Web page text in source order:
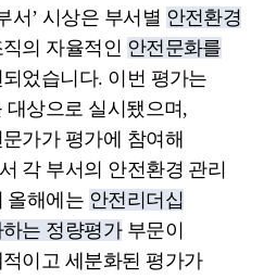
서’ 시상은 부서별 안전환경
의 자율적인 안전문화를
었습니다. 이번 평가는
대상으로 실시됐으며,
가가 평가에 참여해
각 부서의 안전환경 관리
올해에는 안전리더십
는 정량평가부문이
이고 세분화된 평가가